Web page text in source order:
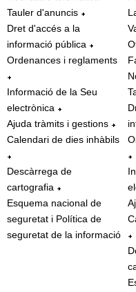
Tauler d'anuncis
Dret d'accés a la
informació pública
Ordenances i reglaments
Informació de la Seu
electrònica
Ajuda tràmits i gestions
Calendari de dies inhàbils
Descàrrega de
cartografia
Esquema nacional de
seguretat i Política de
seguretat de la informació